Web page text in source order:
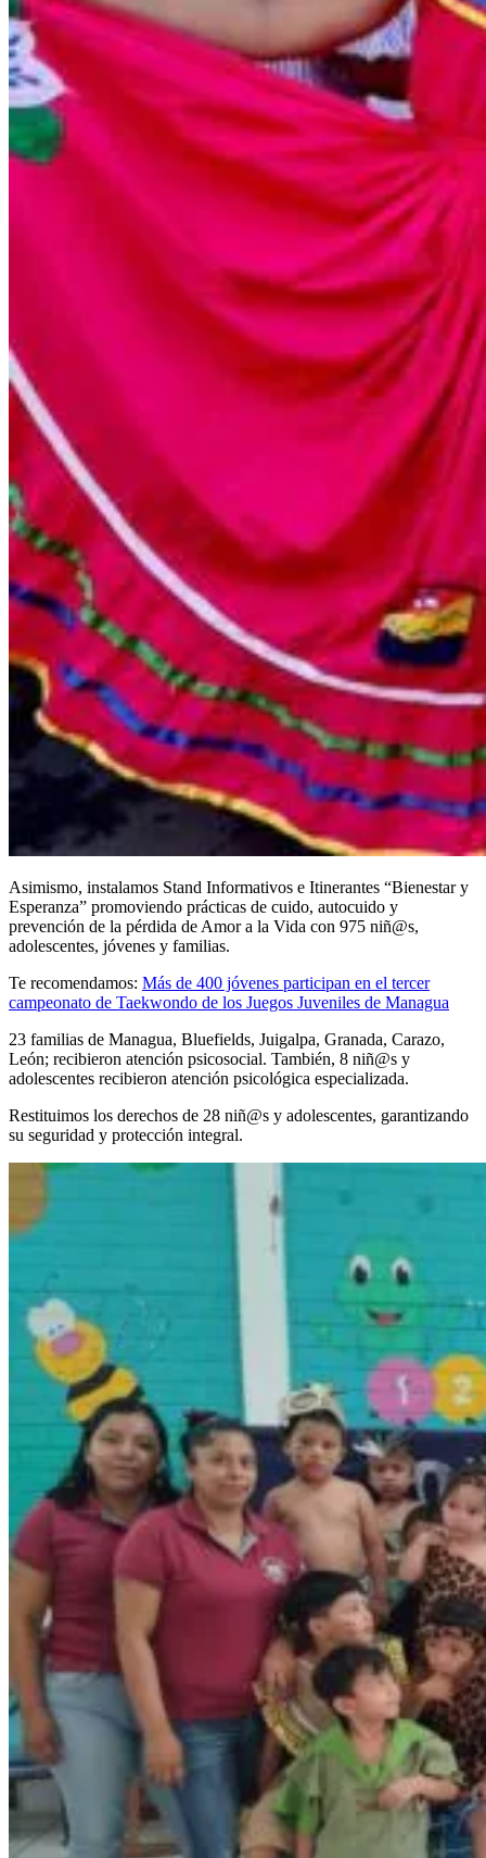
Asimismo, instalamos Stand Informativos e Itinerantes “Bienestar y
Esperanza” promoviendo prácticas de cuido, autocuido y
prevención de la pérdida de Amor a la Vida con 975 niñ@s,
adolescentes, jóvenes y familias.
Te recomendamos: Más de 400 jóvenes participan en el tercer
campeonato de Taekwondo de los Juegos Juveniles de Managua
23 familias de Managua, Bluefields, Juigalpa, Granada, Carazo,
León; recibieron atención psicosocial. También, 8 niñ@s y
adolescentes recibieron atención psicológica especializada.
Restituimos los derechos de 28 niñ@s y adolescentes, garantizando
su seguridad y protección integral.